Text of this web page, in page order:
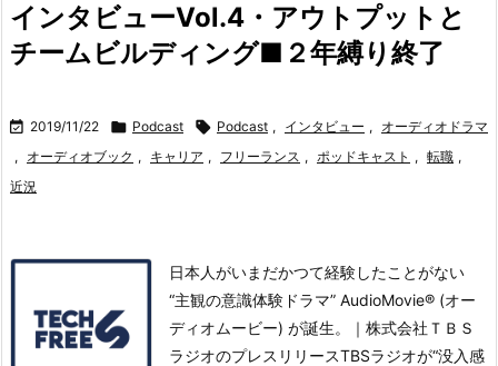
インタビューVol.4・アウトプットと
チームビルディング■２年縛り終了
 2019/11/22  Podcast  Podcast , インタビュー , オーディオドラマ
, オーディオブック , キャリア , フリーランス , ポッドキャスト , 転職 ,
近況
日本人がいまだかつて経験したことがない
“主観の意識体験ドラマ” AudioMovie® (オー
ディオムービー) が誕生。｜株式会社ＴＢＳ
ラジオのプレスリリースTBSラジオが“没入感